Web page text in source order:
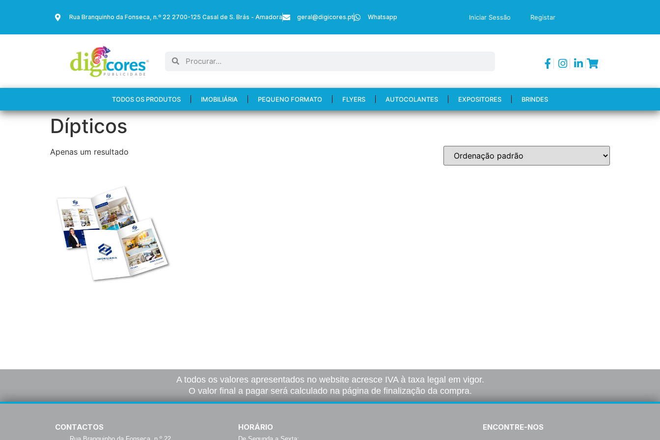
Rua Branquinho da Fonseca, n.º 22 2700-125 Casal de S. Brás - Amadora geral@digicores.pt Whatsapp Iniciar Sessão Registar
TODOS OS PRODUTOS IMOBILIÁRIA PEQUENO FORMATO FLYERS AUTOCOLANTES EXPOSITORES BRINDES
Dípticos
Apenas um resultado
A todos os valores apresentados no website acresce IVA à taxa legal em vigor.
O valor final a pagar será calculado na página de finalização da compra.
CONTACTOS HORÁRIO ENCONTRE-NOS